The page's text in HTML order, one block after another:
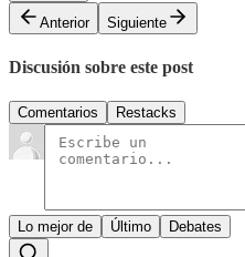
Anterior
Siguiente
Discusión sobre este post
Comentarios Restacks
Lo mejor de Último Debates